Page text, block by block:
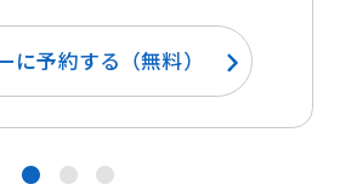
に予約する（無料）
● ● ●